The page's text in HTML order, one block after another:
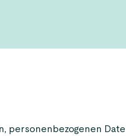
personenbezogenen